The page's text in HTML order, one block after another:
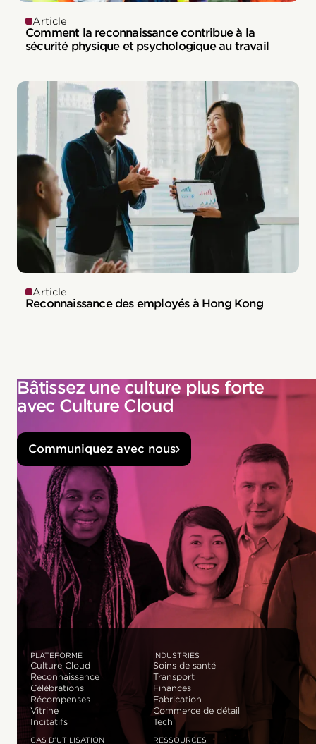
Article
Comment la reconnaissance contribue à la
sécurité physique et psychologique au travail
Article
Reconnaissance des employés à Hong Kong
Bâtissez une culture plus forte
avec Culture Cloud
Communiquez avec nous
PLATEFORME
Culture Cloud
Reconnaissance
Célébrations
Récompenses
Vitrine
Incitatifs
INDUSTRIES
Soins de santé
Transport
Finances
Fabrication
Commerce de détail
Tech
CAS D’UTILISATION RESSOURCES